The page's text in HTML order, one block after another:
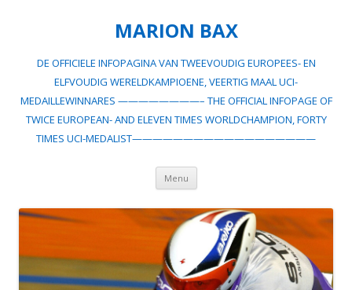
MARION BAX
DE OFFICIELE INFOPAGINA VAN TWEEVOUDIG EUROPEES- EN
ELFVOUDIG WERELDKAMPIOENE, VEERTIG MAAL UCI-
MEDAILLEWINNARES ————————– THE OFFICIAL INFOPAGE OF
TWICE EUROPEAN- AND ELEVEN TIMES WORLDCHAMPION, FORTY
TIMES UCI-MEDALIST——————————————————
Menu Spring
inhoud